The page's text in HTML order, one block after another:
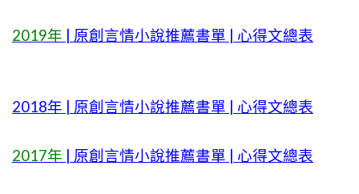
2019年 | 原創言情小說推薦書單 | 心得文總表
2018年 | 原創言情小說推薦書單 | 心得文總表
2017年 | 原創言情小說推薦書單 | 心得文總表